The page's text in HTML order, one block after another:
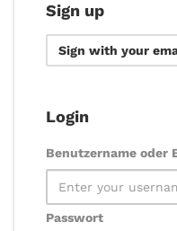
Sign up
Sign with your
Login
Benutzername oder
Passwort